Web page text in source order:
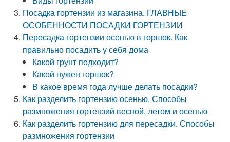
Посадка гортензии из магазина. ГЛАВНЫЕ
ОСОБЕННОСТИ ПОСАДКИ ГОРТЕНЗИИ
Пересадка гортензии осенью в горшок. Как
правильно посадить у себя дома
Какой грунт подходит?
Какой нужен горшок?
В какое время года лучше делать посадки?
Как разделить гортензию осенью. Способы
размножения гортензий весной, летом и осенью
Как разделить гортензию для пересадки. Способы
размножения гортензии